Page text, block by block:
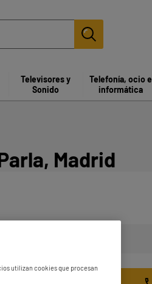
Televisores y
Sonido
Telefonía, ocio e
informática
Madrid
utilizan cookies que procesan